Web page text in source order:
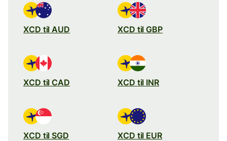
XCD til AUD XCD til GBP
XCD til CAD XCD til INR
XCD til SGD XCD til EUR